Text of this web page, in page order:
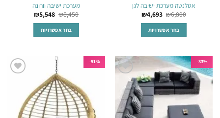
אטלנטה מערכת ישיבה לגן
₪6,800
₪4,693
בחר אפשרויות
יש
מספר
סוגים.
ניתן
לבחור
מערכת ישיבה וורונה
₪8,450
₪5,548
בחר אפשרויות
יש
מספר
סוגים.
ניתן
לבחור
את
33%-
הוסף
לרשימת
המשאלות
51%-
המשאלות